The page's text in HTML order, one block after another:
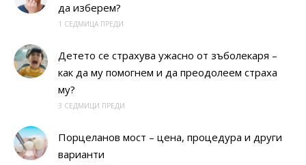
да изберем?
1 СЕДМИЦА ПРЕДИ
Детето се страхува ужасно от зъболекаря –
как да му помогнем и да преодолеем страха
му?
3 СЕДМИЦИ ПРЕДИ
Порцеланов мост – цена, процедура и други
варианти